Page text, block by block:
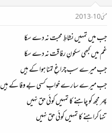
مئی 10، 2013
جب میں تمہیں نشاطِ محبت نہ دے سکا
غم میں کبھی سکونِ رفاقت نہ دے سکا
جب میرے سب چراغِ تمنا ہوا کے ہیں
جب میرے سارے خواب کسی بے وفا کے ہیں
پھر مجھ کو چاہنے کا تمہیں کوئی حق نہیں
تنہا کراہنے کا تمہیں کوئی حق نہیں